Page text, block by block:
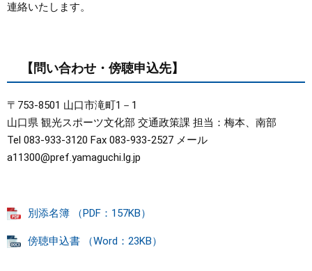
連絡いたします。
【問い合わせ・傍聴申込先】
〒753-8501 山口市滝町1－1
山口県 観光スポーツ文化部 交通政策課 担当：梅本、南部
Tel 083-933-3120 Fax 083-933-2527 メール
a11300@pref.yamaguchi.lg.jp
別添名簿 （PDF：157KB）
傍聴申込書 （Word：23KB）